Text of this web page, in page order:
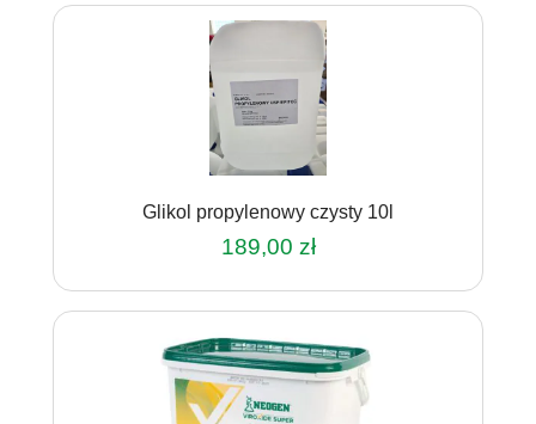
369,00 zł.
Glikol propylenowy czysty 10l
189,00 zł